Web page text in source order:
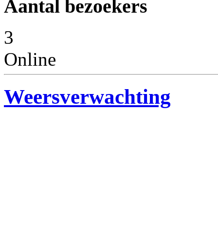
Aantal bezoekers
3
Online
Weersverwachting